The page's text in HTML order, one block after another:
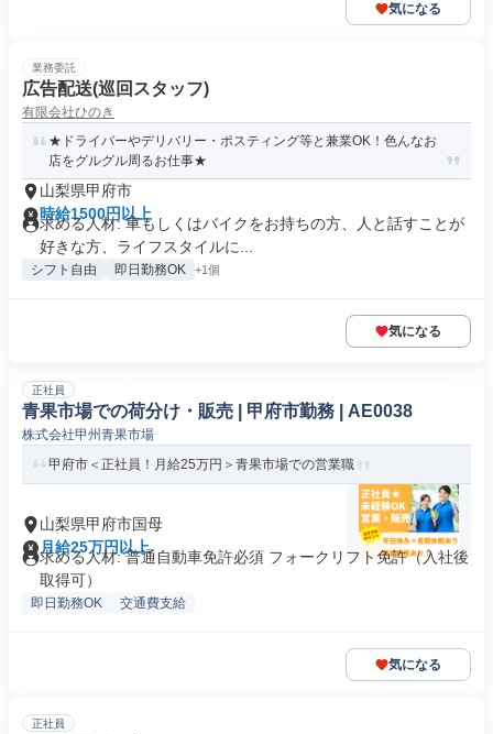
気になる
業務委託
広告配送(巡回スタッフ)
有限会社ひのき
★ドライバーやデリバリー・ポスティング等と兼業OK！色んなお
店をグルグル周るお仕事★
山梨県甲府市
時給1500円以上
求める人材: 車もしくはバイクをお持ちの方、人と話すことが
好きな方、ライフスタイルに...
シフト自由 即日勤務OK +1個
気になる
正社員
青果市場での荷分け・販売 | 甲府市勤務 | AE0038
株式会社甲州青果市場
甲府市＜正社員！月給25万円＞青果市場での営業職
山梨県甲府市国母
月給25万円以上
求める人材: 普通自動車免許必須 フォークリフト免許（入社後
取得可）
即日勤務OK 交通費支給
気になる
正社員